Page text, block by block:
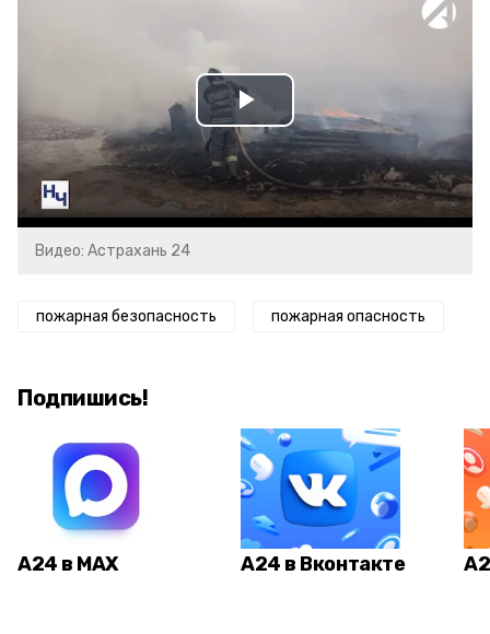
Play
Video
Видео: Астрахань 24
пожарная безопасность пожарная опасность
Подпишись!
А24 в MAX А24 в Вконтакте